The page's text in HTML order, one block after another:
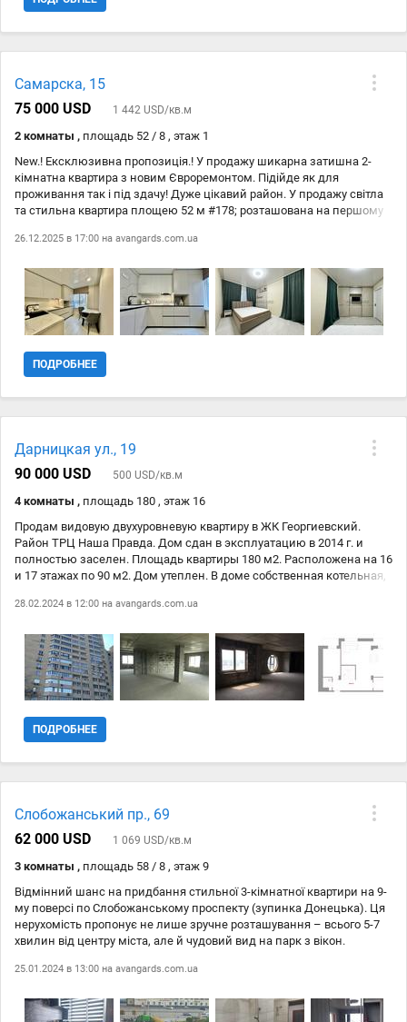
Ваучер; - єВідновлення.
Самарска, 15
75 000 USD
1 442 USD/кв.м
2 комнаты , площадь 52 / 8 , этаж 1
New.! Ексклюзивна пропозиція.! У продажу шикарна затишна 2-
кімнатна квартира з новим Євроремонтом. Підійде як для
проживання так і під здачу! Дуже цікавий район. У продажу світла
та стильна квартира площею 52 м #178; розташована на першому
нижньої подачі, квартира залишається теплою та затишною навіть
балкон – для комфортного відпочинку або облаштування
особистого простору. - Усі кімнати роздільні. - Зручний та місткий
льох – ідеальне місце для зберігання. - Новий Євроремонт –
готовий до проживання без зайвих вкладень. - Вся техніка та меблі
(торг) готові вислухати Ваші реальні пропозиції.! Все в кроковій
доступності: магазини, ринки, парки, дитячий садок, школа тощо.
26.12.2025 в 17:00 на avangards.com.ua
ПОДРОБНЕЕ
Дарницкая ул., 19
90 000 USD
500 USD/кв.м
4 комнаты , площадь 180 , этаж 16
Продам видовую двухуровневую квартиру в ЖК Георгиевский.
Район ТРЦ Наша Правда. Дом сдан в эксплуатацию в 2014 г. и
полностью заселен. Площадь квартиры 180 м2. Расположена на 16
и 17 этажах по 90 м2. Дом утеплен. В доме собственная котельная,
пешей доступности школа, садик, магазины, остановки
28.02.2024 в 12:00 на avangards.com.ua
ПОДРОБНЕЕ
Слобожанський пр., 69
62 000 USD
1 069 USD/кв.м
3 комнаты , площадь 58 / 8 , этаж 9
Відмінний шанс на придбання стильної 3-кімнатної квартири на 9-
му поверсі по Слобожанському проспекту (зупинка Донецька). Ця
нерухомість пропонує не лише зручне розташування – всього 5-7
хвилин від центру міста, але й чудовий вид на парк з вікон.
вражає стилем та якістю: натяжні стелі, ламінат на підлозі, а дві
створюючи комфортне місце для відпочинку. Ванна кімната
25.01.2024 в 13:00 на avangards.com.ua